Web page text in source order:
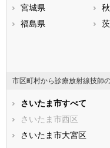
宮城県
福島県
石川県
静岡県
滋賀県
兵庫県
市区町村から診療放射線技師
さいたま市すべて
さいたま市西区
さいたま市大宮区